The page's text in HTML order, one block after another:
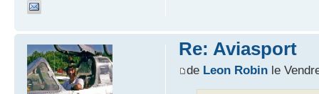
Re: Aviasport
de Leon Robinle